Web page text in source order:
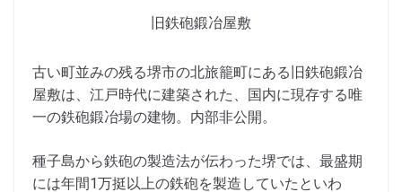
旧鉄砲鍛冶屋敷
古い町並みの残る堺市の北旅籠町にある旧鉄砲鍛冶
屋敷は、江戸時代に建築された、国内に現存する唯
一の鉄砲鍛冶場の建物。内部非公開。
種子島から鉄砲の製造法が伝わった堺では、最盛期
には年間1万挺以上の鉄砲を製造していたといわ